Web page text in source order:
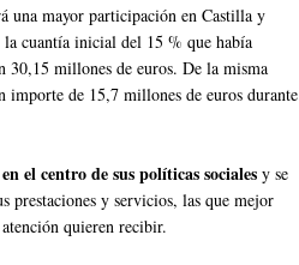
una mayor participación en Castilla y
cuantía inicial del 15 % que había
30,15 millones de euros. De la misma
importe de 15,7 millones de euros durante
el centro de sus políticas sociales y se
prestaciones y servicios, las que mejor
quieren recibir.